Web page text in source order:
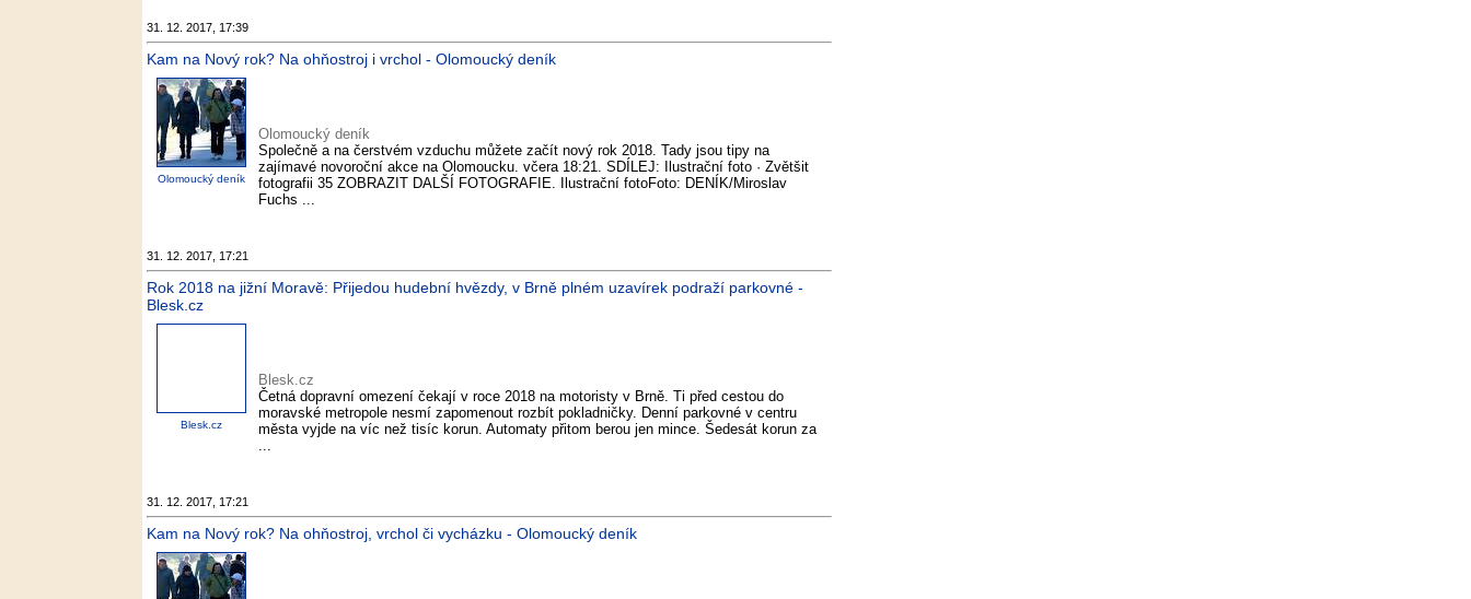
31. 12. 2017, 17:39
Kam na Nový rok? Na ohňostroj i vrchol - Olomoucký deník
Olomoucký deník
Olomoucký deník
Společně a na čerstvém vzduchu můžete začít nový rok 2018. Tady jsou tipy na
zajímavé novoroční akce na Olomoucku. včera 18:21. SDÍLEJ: Ilustrační foto · Zvětšit
fotografii 35 ZOBRAZIT DALŠÍ FOTOGRAFIE. Ilustrační fotoFoto: DENÍK/Miroslav
Fuchs ...
31. 12. 2017, 17:21
Rok 2018 na jižní Moravě: Přijedou hudební hvězdy, v Brně plném uzavírek podraží parkovné -
Blesk.cz
Blesk.cz
Blesk.cz
Četná dopravní omezení čekají v roce 2018 na motoristy v Brně. Ti před cestou do
moravské metropole nesmí zapomenout rozbít pokladničky. Denní parkovné v centru
města vyjde na víc než tisíc korun. Automaty přitom berou jen mince. Šedesát korun za
...
31. 12. 2017, 17:21
Kam na Nový rok? Na ohňostroj, vrchol či vycházku - Olomoucký deník